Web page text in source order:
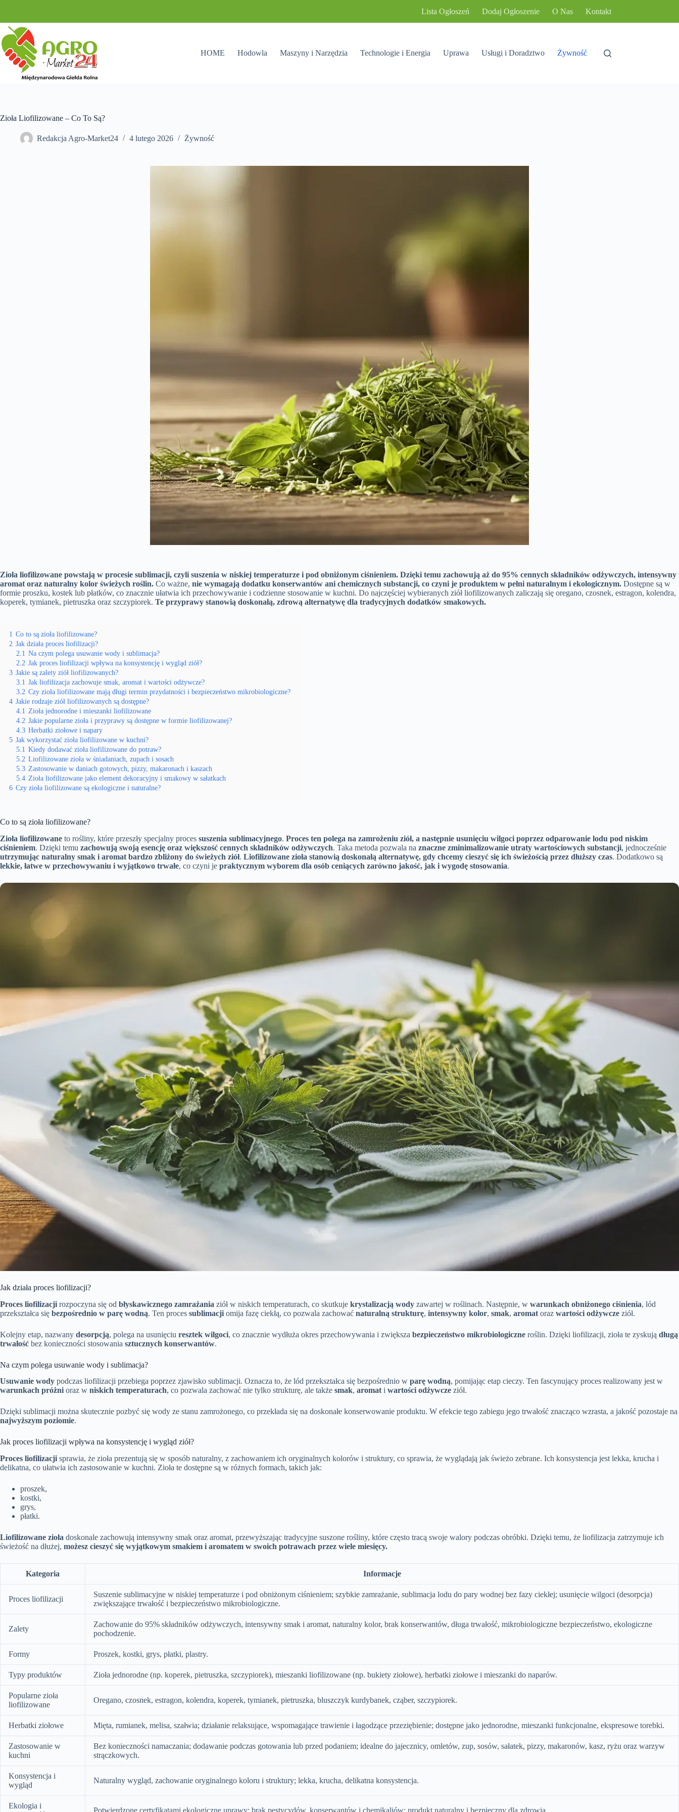
treści
Lista Ogłoszeń Dodaj Ogłoszenie O Nas Kontakt
HOME Hodowla Maszyny i Narzędzia Technologie i Energia Uprawa Usługi i Doradztwo Żywność
Zioła Liofilizowane – Co To Są?
Redakcja Agro-Market24 4 lutego 2026 Żywność
Zioła liofilizowane powstają w procesie sublimacji, czyli suszenia w niskiej temperaturze i pod obniżonym ciśnieniem. Dzięki temu zachowują aż do 95% cennych składników odżywczych, intensywny
aromat oraz naturalny kolor świeżych roślin. Co ważne, nie wymagają dodatku konserwantów ani chemicznych substancji, co czyni je produktem w pełni naturalnym i ekologicznym. Dostępne są w
formie proszku, kostek lub płatków, co znacznie ułatwia ich przechowywanie i codzienne stosowanie w kuchni. Do najczęściej wybieranych ziół liofilizowanych zaliczają się oregano, czosnek, estragon, kolendra,
koperek, tymianek, pietruszka oraz szczypiorek. Te przyprawy stanowią doskonałą, zdrową alternatywę dla tradycyjnych dodatków smakowych.
1 Co to są zioła liofilizowane?
2 Jak działa proces liofilizacji?
2.1 Na czym polega usuwanie wody i sublimacja?
2.2 Jak proces liofilizacji wpływa na konsystencję i wygląd ziół?
3 Jakie są zalety ziół liofilizowanych?
3.1 Jak liofilizacja zachowuje smak, aromat i wartości odżywcze?
3.2 Czy zioła liofilizowane mają długi termin przydatności i bezpieczeństwo mikrobiologiczne?
4 Jakie rodzaje ziół liofilizowanych są dostępne?
4.1 Zioła jednorodne i mieszanki liofilizowane
4.2 Jakie popularne zioła i przyprawy są dostępne w formie liofilizowanej?
4.3 Herbatki ziołowe i napary
5 Jak wykorzystać zioła liofilizowane w kuchni?
5.1 Kiedy dodawać zioła liofilizowane do potraw?
5.2 Liofilizowane zioła w śniadaniach, zupach i sosach
5.3 Zastosowanie w daniach gotowych, pizzy, makaronach i kaszach
5.4 Zioła liofilizowane jako element dekoracyjny i smakowy w sałatkach
6 Czy zioła liofilizowane są ekologiczne i naturalne?
Co to są zioła liofilizowane?
Zioła liofilizowane to rośliny, które przeszły specjalny proces suszenia sublimacyjnego. Proces ten polega na zamrożeniu ziół, a następnie usunięciu wilgoci poprzez odparowanie lodu pod niskim
ciśnieniem. Dzięki temu zachowują swoją esencję oraz większość cennych składników odżywczych. Taka metoda pozwala na znaczne zminimalizowanie utraty wartościowych substancji, jednocześnie
utrzymując naturalny smak i aromat bardzo zbliżony do świeżych ziół. Liofilizowane zioła stanowią doskonałą alternatywę, gdy chcemy cieszyć się ich świeżością przez dłuższy czas. Dodatkowo są
lekkie, łatwe w przechowywaniu i wyjątkowo trwałe, co czyni je praktycznym wyborem dla osób ceniących zarówno jakość, jak i wygodę stosowania.
Jak działa proces liofilizacji?
Proces liofilizacji rozpoczyna się od błyskawicznego zamrażania ziół w niskich temperaturach, co skutkuje krystalizacją wody zawartej w roślinach. Następnie, w warunkach obniżonego ciśnienia, lód
przekształca się bezpośrednio w parę wodną. Ten proces sublimacji omija fazę ciekłą, co pozwala zachować naturalną strukturę, intensywny kolor, smak, aromat oraz wartości odżywcze ziół.
Kolejny etap, nazwany desorpcją, polega na usunięciu resztek wilgoci, co znacznie wydłuża okres przechowywania i zwiększa bezpieczeństwo mikrobiologiczne roślin. Dzięki liofilizacji, zioła te zyskują długą
trwałość bez konieczności stosowania sztucznych konserwantów.
Na czym polega usuwanie wody i sublimacja?
Usuwanie wody podczas liofilizacji przebiega poprzez zjawisko sublimacji. Oznacza to, że lód przekształca się bezpośrednio w parę wodną, pomijając etap cieczy. Ten fascynujący proces realizowany jest w
warunkach próżni oraz w niskich temperaturach, co pozwala zachować nie tylko strukturę, ale także smak, aromat i wartości odżywcze ziół.
Dzięki sublimacji można skutecznie pozbyć się wody ze stanu zamrożonego, co przekłada się na doskonałe konserwowanie produktu. W efekcie tego zabiegu jego trwałość znacząco wzrasta, a jakość pozostaje na
najwyższym poziomie.
Jak proces liofilizacji wpływa na konsystencję i wygląd ziół?
Proces liofilizacji sprawia, że zioła prezentują się w sposób naturalny, z zachowaniem ich oryginalnych kolorów i struktury, co sprawia, że wyglądają jak świeżo zebrane. Ich konsystencja jest lekka, krucha i
delikatna, co ułatwia ich zastosowanie w kuchni. Zioła te dostępne są w różnych formach, takich jak:
proszek,
kostki,
grys,
płatki.
Liofilizowane zioła doskonale zachowują intensywny smak oraz aromat, przewyższając tradycyjne suszone rośliny, które często tracą swoje walory podczas obróbki. Dzięki temu, że liofilizacja zatrzymuje ich
świeżość na dłużej, możesz cieszyć się wyjątkowym smakiem i aromatem w swoich potrawach przez wiele miesięcy.
Kategoria Informacje
Proces liofilizacji
Suszenie sublimacyjne w niskiej temperaturze i pod obniżonym ciśnieniem; szybkie zamrażanie, sublimacja lodu do pary wodnej bez fazy ciekłej; usunięcie wilgoci (desorpcja)
zwiększające trwałość i bezpieczeństwo mikrobiologiczne.
Zalety
Zachowanie do 95% składników odżywczych, intensywny smak i aromat, naturalny kolor, brak konserwantów, długa trwałość, mikrobiologiczne bezpieczeństwo, ekologiczne
pochodzenie.
Formy Proszek, kostki, grys, płatki, plastry.
Typy produktów Zioła jednorodne (np. koperek, pietruszka, szczypiorek), mieszanki liofilizowane (np. bukiety ziołowe), herbatki ziołowe i mieszanki do naparów.
Popularne zioła
liofilizowane
Oregano, czosnek, estragon, kolendra, koperek, tymianek, pietruszka, bluszczyk kurdybanek, cząber, szczypiorek.
Herbatki ziołowe Mięta, rumianek, melisa, szałwia; działanie relaksujące, wspomagające trawienie i łagodzące przeziębienie; dostępne jako jednorodne, mieszanki funkcjonalne, ekspresowe torebki.
Zastosowanie w
kuchni
Bez konieczności namaczania; dodawanie podczas gotowania lub przed podaniem; idealne do jajecznicy, omletów, zup, sosów, sałatek, pizzy, makaronów, kasz, ryżu oraz warzyw
strączkowych.
Konsystencja i
wygląd
Naturalny wygląd, zachowanie oryginalnego koloru i struktury; lekka, krucha, delikatna konsystencja.
Ekologia i